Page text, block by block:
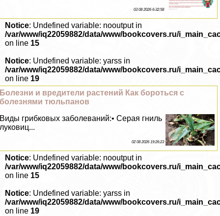
03 08 2026 6:32:58
Notice: Undefined variable: nooutput in
/var/www/iq22059882/data/www/bookcovers.ru/
on line 15
Notice: Undefined variable: yarss in
/var/www/iq22059882/data/www/bookcovers.ru/
on line 19
Болезни и вредители растений Как бороться с
болезнями тюльпанов
Виды грибковых заболеваний:• Серая гниль
луковиц...
02 08 2026 19:26:23
Notice: Undefined variable: nooutput in
/var/www/iq22059882/data/www/bookcovers.ru/
on line 15
Notice: Undefined variable: yarss in
/var/www/iq22059882/data/www/bookcovers.ru/
on line 19